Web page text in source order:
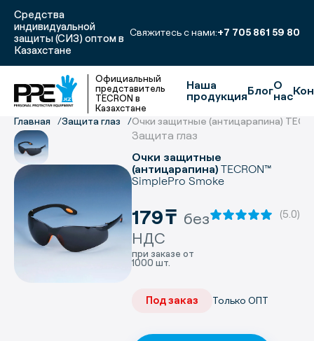
Средства
индивидуальной
защиты (СИЗ) оптом в
Казахстане
Свяжитесь с нами:+7 705 861 59 80
Официальный
представитель
TECRON в
Казахстане
Наша
продукцияБлогО
нас
Главная Защита глаз Очки защитные (антицарапина)
Защита глаз
Очки защитные
(антицарапина) TECRON™
SimplePro Smoke
179₸ без
НДС
при заказе от
1000 шт.
(5.0)
Под заказ Только ОПТ